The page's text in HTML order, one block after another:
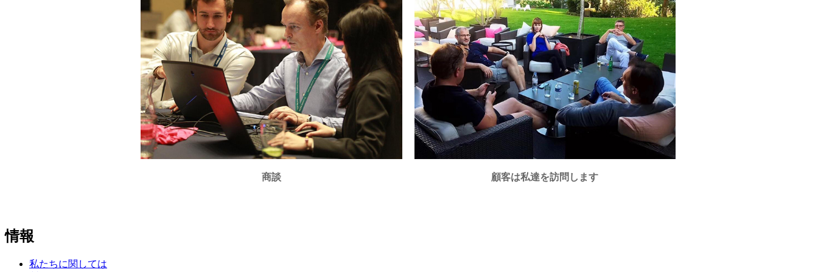
商談 顧客は私達を訪問します
情報
私たちに関しては